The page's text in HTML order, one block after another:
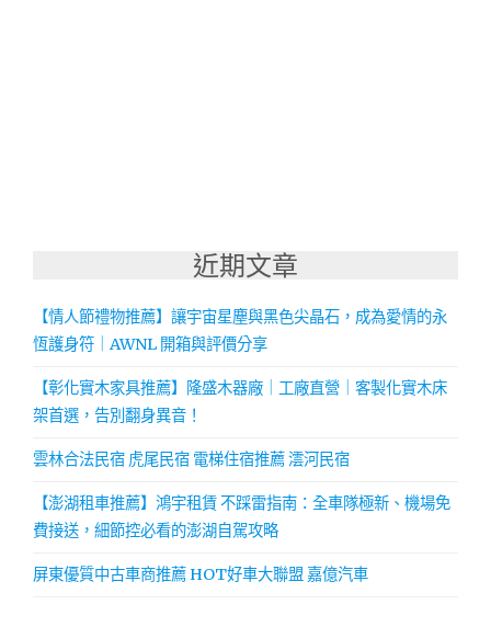
近期文章
【情人節禮物推薦】讓宇宙星塵與黑色尖晶石，成為愛情的永
恆護身符｜AWNL 開箱與評價分享
【彰化實木家具推薦】隆盛木器廠｜工廠直營｜客製化實木床
架首選，告別翻身異音！
雲林合法民宿 虎尾民宿 電梯住宿推薦 澐河民宿
【澎湖租車推薦】鴻宇租賃 不踩雷指南：全車隊極新、機場免
費接送，細節控必看的澎湖自駕攻略
屏東優質中古車商推薦 HOT好車大聯盟 嘉億汽車